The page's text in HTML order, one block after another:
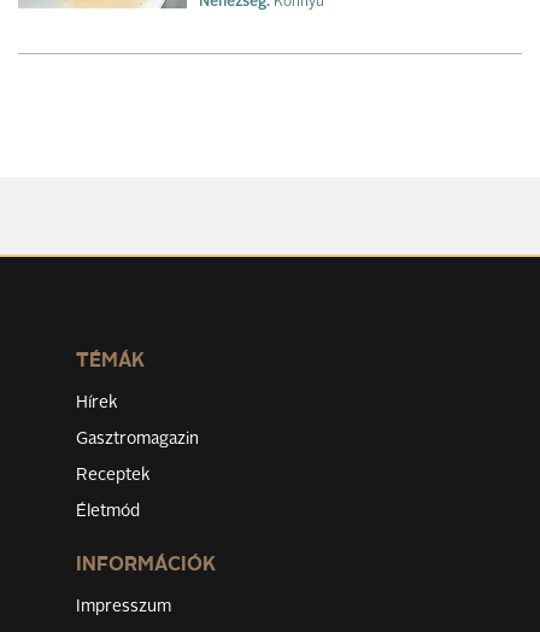
TÉMÁK
Hírek
Gasztromagazin
Receptek
Életmód
INFORMÁCIÓK
Impresszum